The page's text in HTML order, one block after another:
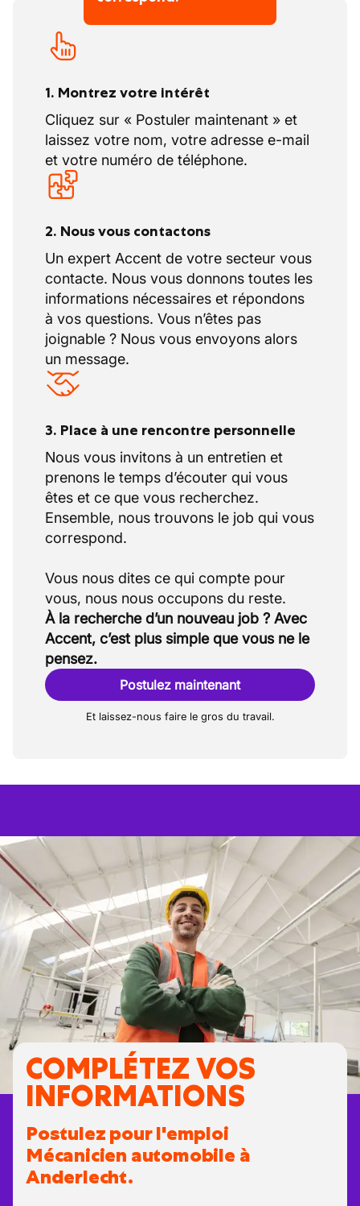
Rédiger les rapports d’intervention
Organiser les contrôles de conformité et
suivre les non-conformités
Atelier poids lourds structuré
Équipe terrain
Forte culture sécurité
1. Montrez votre intérêt
Cliquez sur « Postuler maintenant » et
laissez votre nom, votre adresse e-mail
et votre numéro de téléphone.
2. Nous vous contactons
Un expert Accent de votre secteur vous
contacte. Nous vous donnons toutes les
informations nécessaires et répondons
à vos questions. Vous n’êtes pas
joignable ? Nous vous envoyons alors
un message.
3. Place à une rencontre personnelle
Nous vous invitons à un entretien et
prenons le temps d’écouter qui vous
êtes et ce que vous recherchez.
Ensemble, nous trouvons le job qui vous
correspond.
Vous nous dites ce qui compte pour
À la recherche d’un nouveau job ? Avec
Accent, c’est plus simple que vous ne le
pensez.
Postulez maintenant
Et laissez-nous faire le gros du travail.
COMPLÉTEZ VOS
INFORMATIONS
Postulez pour l'emploi
Mécanicien automobile à
Anderlecht.